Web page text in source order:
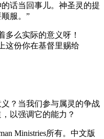
话当回事儿。神圣灵的提
服。”
多么实际的意义呀！
这份你在基督里赐给
？当我们参与属灵的争战
以强调它的能力？
Ministries所有。中文版